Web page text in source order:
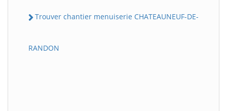
Trouver chantier menuiserie CHATEAUNEUF-DE-
RANDON